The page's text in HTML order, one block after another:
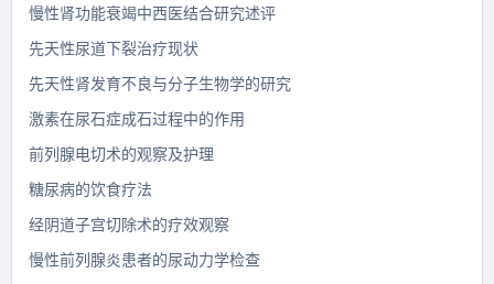
慢性肾功能衰竭中西医结合研究述评
先天性尿道下裂治疗现状
先天性肾发育不良与分子生物学的研究
激素在尿石症成石过程中的作用
前列腺电切术的观察及护理
糖尿病的饮食疗法
经阴道子宫切除术的疗效观察
慢性前列腺炎患者的尿动力学检查